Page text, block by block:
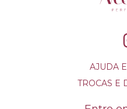
AJUDA
TROCAS E